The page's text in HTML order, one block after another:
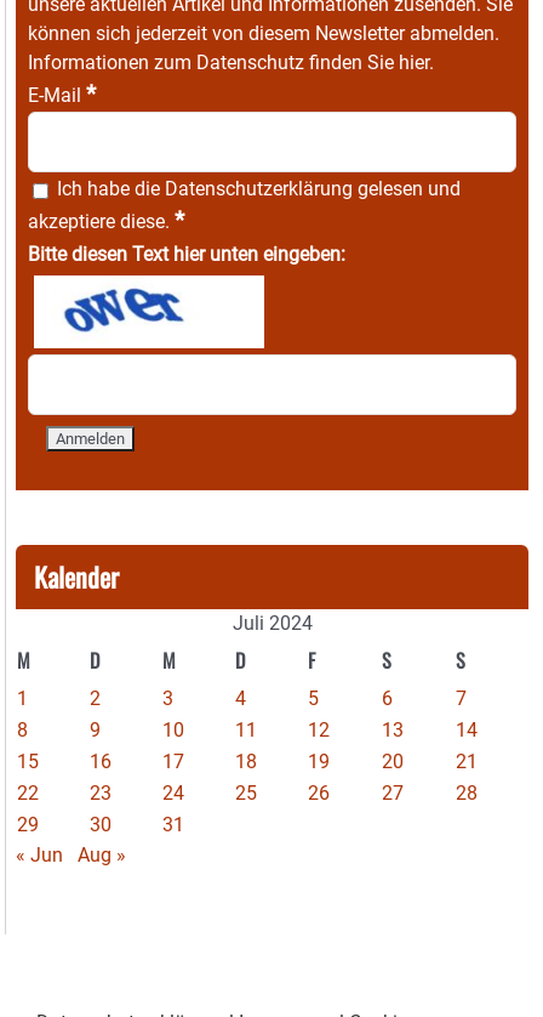
unsere aktuellen Artikel und Informationen zusenden. Sie
können sich jederzeit von diesem Newsletter abmelden.
Informationen zum Datenschutz finden Sie hier.
E-Mail *
Ich habe die Datenschutzerklärung gelesen und
akzeptiere diese. *
Bitte diesen Text hier unten eingeben:
Kalender
Juli 2024
M D M D F S S
1 2 3 4 5 6
7
8
9 10 11 12 13
14
15
16 17 18 19 20
21
22
23 24 25 26 27
28
29
30
31
« Jun
Aug »